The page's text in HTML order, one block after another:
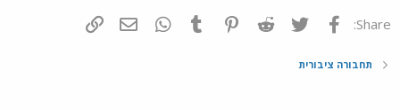
Share: פייסבוק Twitter
Reddit
Pinterest
Tumblr
WhatsAppדואר אלקטרוני
תחבורה ציבורית